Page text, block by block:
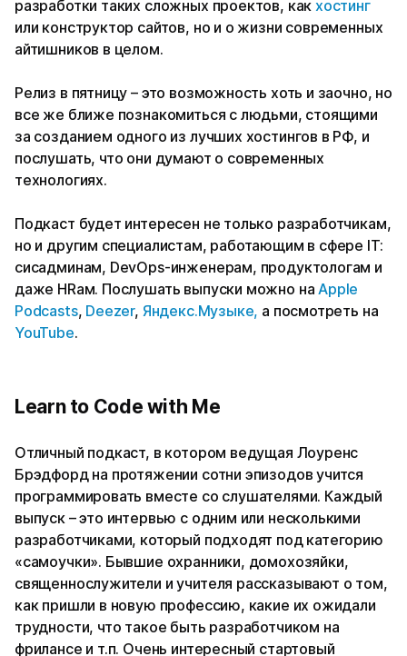
разработки таких сложных проектов, как хостинг
или конструктор сайтов, но и о жизни современных
айтишников в целом.
Релиз в пятницу – это возможность хоть и заочно, но
все же ближе познакомиться с людьми, стоящими
за созданием одного из лучших хостингов в РФ, и
послушать, что они думают о современных
технологиях.
Подкаст будет интересен не только разработчикам,
но и другим специалистам, работающим в сфере IT:
сисадминам, DevOps-инженерам, продуктологам и
даже HRам. Послушать выпуски можно наApple
Podcasts, Deezer, Яндекс.Музыке, а посмотреть на
YouTube.
Learn to Code with Me
Отличный подкаст, в котором ведущая Лоуренс
Брэдфорд на протяжении сотни эпизодов учится
программировать вместе со слушателями. Каждый
выпуск – это интервью с одним или несколькими
разработчиками, который подходят под категорию
«самоучки». Бывшие охранники, домохозяйки,
священнослужители и учителя рассказывают о том,
как пришли в новую профессию, какие их ожидали
трудности, что такое быть разработчиком на
фрилансе и т.п. Очень интересный стартовый